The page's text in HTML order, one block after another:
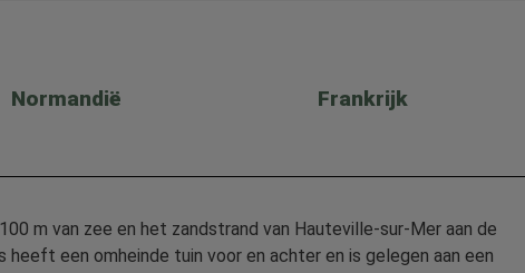
Normandië Frankrijk
m van zee en het zandstrand van Hauteville-sur-Mer aan de
een omheinde tuin voor en achter en is gelegen aan een